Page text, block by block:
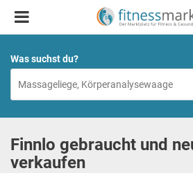
Was suchst du?
Finnlo gebraucht und
verkaufen